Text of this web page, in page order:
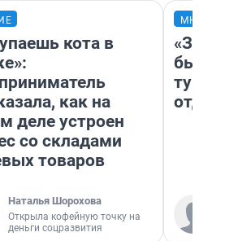
кота в
как на
деле устроен
со складами
товаров
Наталья Шорохова
Открыла кофейную точку на
деньги соцразвития
«За
были